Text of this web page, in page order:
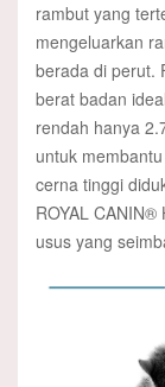
rambut yang
mengeluarkan
berada di perut.
berat badan
rendah hanya
untuk
cerna tinggi
ROYAL
usus yang